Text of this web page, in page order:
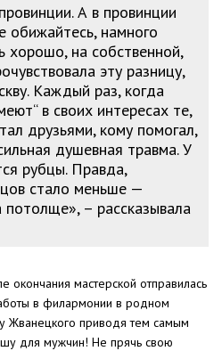
А в провинции
обижайтесь, намного
хорошо, на собственной,
эту разницу,
Каждый раз, когда
в своих интересах те,
друзьями, кому помогал,
душевная травма. У
рубцы. Правда,
стало меньше —
потолще», – рассказывала
окончания мастерской отправилась
в филармонии в родном
Жванецкого приводя тем самым
для мужчин! Не прячь свою